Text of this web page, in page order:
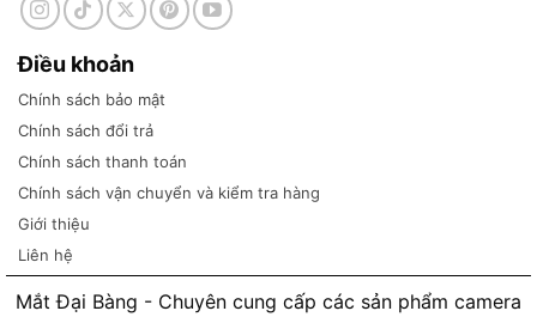
Điều khoản
Chính sách bảo mật
Chính sách đổi trả
Chính sách thanh toán
Chính sách vận chuyển và kiểm tra hàng
Giới thiệu
Liên hệ
Mắt Đại Bàng - Chuyên cung cấp các sản phẩm camera